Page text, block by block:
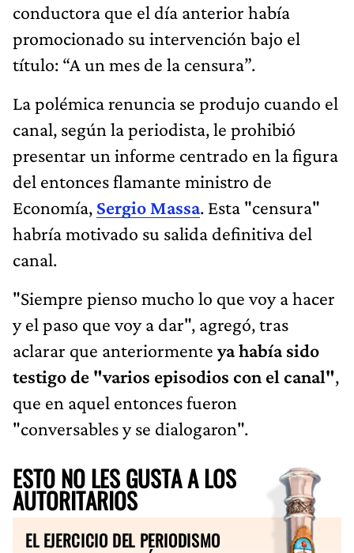
conductora que el día anterior había
promocionado su intervención bajo el
título: “A un mes de la censura”.
La polémica renuncia se produjo cuando el
canal, según la periodista, le prohibió
presentar un informe centrado en la figura
del entonces flamante ministro de
Economía, Sergio Massa. Esta "censura"
habría motivado su salida definitiva del
canal.
"Siempre pienso mucho lo que voy a hacer
y el paso que voy a dar", agregó, tras
aclarar que anteriormenteya había sido
testigo de "varios episodios con el canal",
que en aquel entonces fueron
"conversables y se dialogaron".
ESTO NO LES GUSTA A LOS
AUTORITARIOS
EL EJERCICIO DEL PERIODISMO